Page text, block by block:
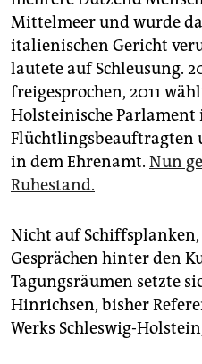
Mittelmeer und wurde
italienischen Gericht
lautete auf Schleusung.
freigesprochen, 2011
Holsteinische Parlament
Flüchtlingsbeauftragten
in dem Ehrenamt. Nun
Ruhestand.
Nicht auf
Gesprächen hinter den
Tagungsräumen setzte
Hinrichsen, bisher
Werks Schleswig-